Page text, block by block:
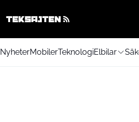
NyheterMobilerTeknologiElbilar